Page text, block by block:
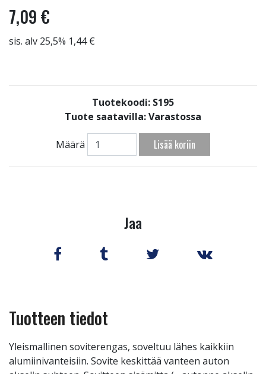
7,09 €
sis. alv 25,5% 1,44 €
Tuotekoodi: S195
Tuote saatavilla:Varastossa
Määrä Lisää koriin
Jaa
Tuotteen tiedot
Yleismallinen soviterengas, soveltuu lähes kaikkiin
alumiinivanteisiin. Sovite keskittää vanteen auton